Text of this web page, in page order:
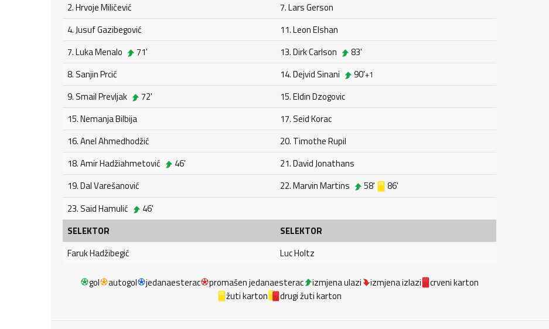
2. Hrvoje Miličević
7. Lars Gerson
4. Jusuf Gazibegović
11. Leon Elshan
7. Luka Menalo
71' 13. Dirk Carlson
83'
8. Sanjin Prcić
14. Dejvid Sinani 90'+1
9. Smail Prevljak 72'
15. Eldin Dzogovic
15. Nemanja Bilbija
17. Seid Korac
16. Anel Ahmedhodžić
20. Timothe Rupil
18. Amir Hadžiahmetović
46'
21. David Jonathans
19. Dal Varešanović
22. Marvin Martins 58'
86'
23. Said Hamulić
46'
SELEKTOR
SELEKTOR
Faruk Hadžibegić
Luc Holtz
gol autogol jedanaesterac promašen jedanaesterac izmjena ulazi izmjena izlazi
crveni karton
žuti karton
drugi žuti karton